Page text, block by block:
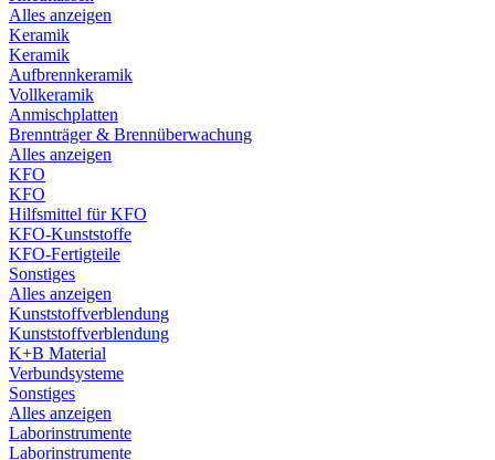
Alles anzeigen
Keramik
Keramik
Aufbrennkeramik
Vollkeramik
Anmischplatten
Brennträger & Brennüberwachung
Alles anzeigen
KFO
KFO
Hilfsmittel für KFO
KFO-Kunststoffe
KFO-Fertigteile
Sonstiges
Alles anzeigen
Kunststoffverblendung
Kunststoffverblendung
K+B Material
Verbundsysteme
Sonstiges
Alles anzeigen
Laborinstrumente
Laborinstrumente